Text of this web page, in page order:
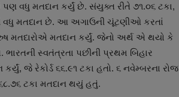
પણ વધુ મતદાન કર્યું છે. સંયુક્ત રીતે ૭૧.૦૬ ટકા,
વધુ મતદાન છે. આ અગાઉની ચૂંટણીઓ કરતાં
મતદારોએ મતદાન કર્યું. જેનો અર્થ એ થયો કે
સ્વતંત્રતા પછીની પ્રથમ બિહાર
જે રેકોર્ડ ૬૬.૯૧ ટકા હતો. ૬ નવેમ્બરના રોજ
ટકા મતદાન થયું હતું.